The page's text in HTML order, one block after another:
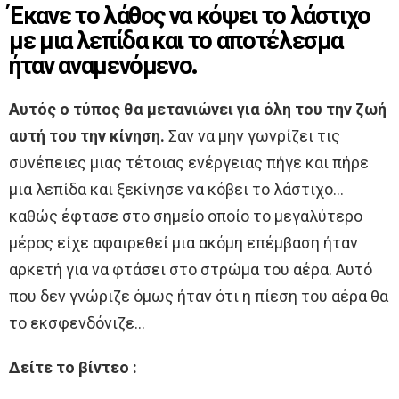
Έκανε το λάθος να κόψει το λάστιχο
με μια λεπίδα και το αποτέλεσμα
ήταν αναμενόμενο.
Αυτός ο τύπος θα μετανιώνει για όλη του την ζωή
αυτή του την κίνηση. Σαν να μην γωνρίζει τις
συνέπειες μιας τέτοιας ενέργειας πήγε και πήρε
μια λεπίδα και ξεκίνησε να κόβει το λάστιχο…
καθώς έφτασε στο σημείο οποίο το μεγαλύτερο
μέρος είχε αφαιρεθεί μια ακόμη επέμβαση ήταν
αρκετή για να φτάσει στο στρώμα του αέρα. Αυτό
που δεν γνώριζε όμως ήταν ότι η πίεση του αέρα θα
το εκσφενδόνιζε…
Δείτε το βίντεο :